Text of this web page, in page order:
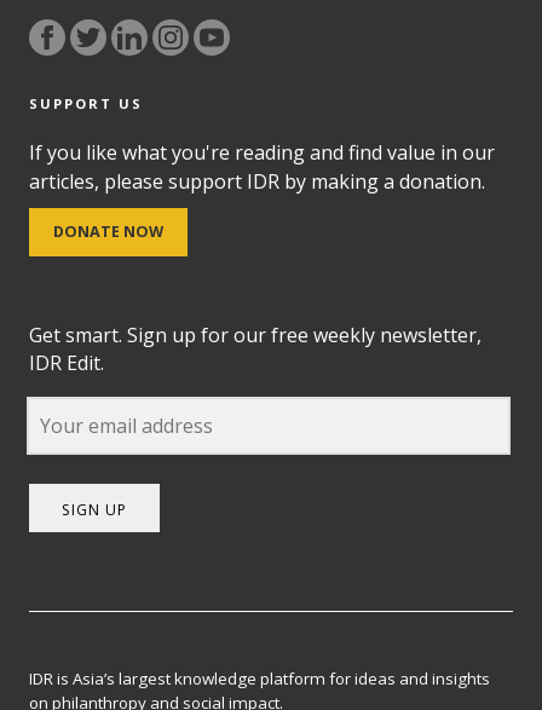
SUPPORT US
If you like what you're reading and find value in our
articles, please support IDR by making a donation.
DONATE NOW
Get smart. Sign up for our free weekly newsletter,
IDR Edit.
SIGN UP
IDR is Asia’s largest knowledge platform for ideas and insights
on philanthropy and social impact.